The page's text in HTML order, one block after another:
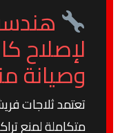
لإصلاح
وصيانة
تعتمد ثلاجات
متكاملة لمنع